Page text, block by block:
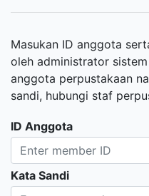
Masukan ID anggota
oleh administrator
anggota perpustakaan
sandi, hubungi staf
ID Anggota
Kata Sandi